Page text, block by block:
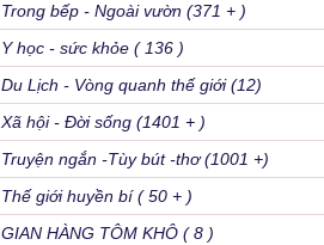
Trong bếp - Ngoài vườn (371 + )
Y học - sức khỏe ( 136 )
Du Lịch - Vòng quanh thế giới (12)
Xã hội - Đời sống (1401 + )
Truyện ngắn -Tùy bút -thơ (1001 +)
Thế giới huyền bí ( 50 + )
GIAN HÀNG TÔM KHÔ ( 8 )